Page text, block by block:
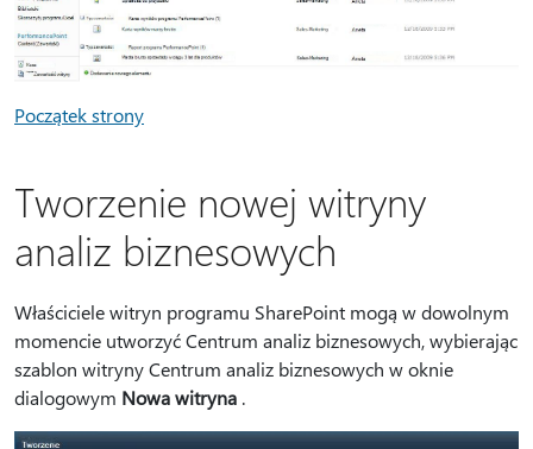
Początek strony
Tworzenie nowej witryny
analiz biznesowych
Właściciele witryn programu SharePoint mogą w dowolnym
momencie utworzyć Centrum analiz biznesowych, wybierając
szablon witryny Centrum analiz biznesowych w oknie
dialogowym Nowa witryna .